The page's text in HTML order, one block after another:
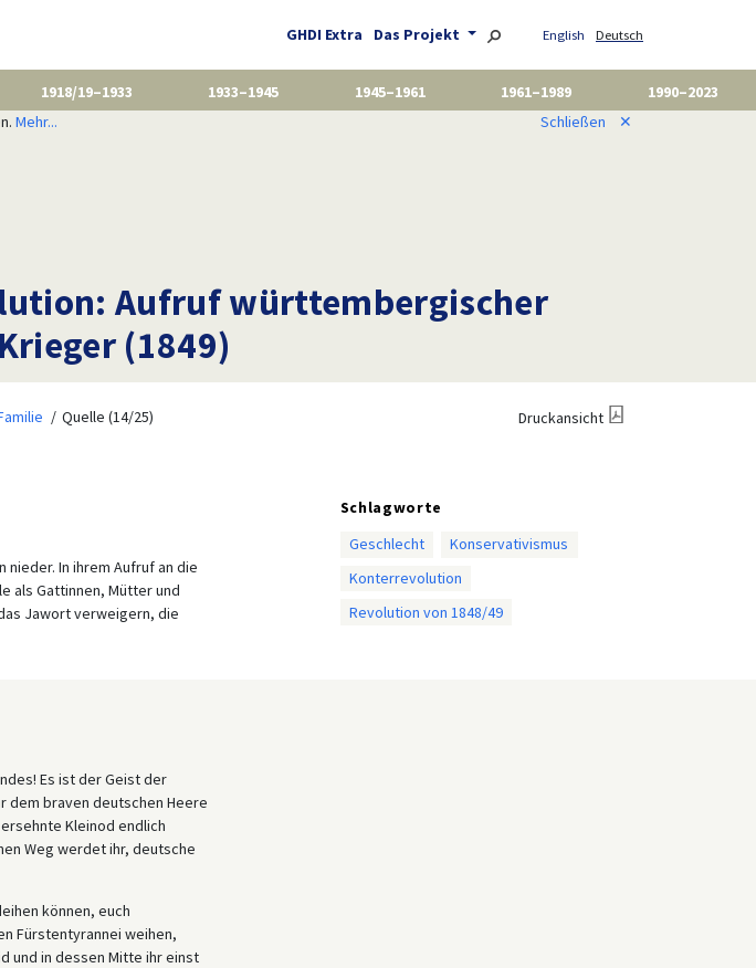
GHDI Extra Das Projekt English Deutsch
1918/19–1933 1933–1945 1945–1961 1961–1989
1990–2023
Mehr... Schließen ✕
Aufruf württembergischer
(1849)
Quelle (14/25) Druckansicht
In ihrem Aufruf an die
als Gattinnen, Mütter und
Jawort verweigern, die
Schlagworte
Geschlecht
Konservativismus
Konterrevolution
Revolution von 1848/49
Es ist der Geist der
dem braven deutschen Heere
Kleinod endlich
Weg werdet ihr, deutsche
können, euch
Fürstentyrannei weihen,
und in dessen Mitte ihr einst